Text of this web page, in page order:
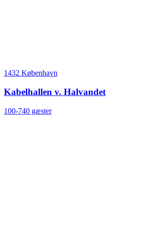
1432 København
Kabelhallen v. Halvandet
100-740 gæster